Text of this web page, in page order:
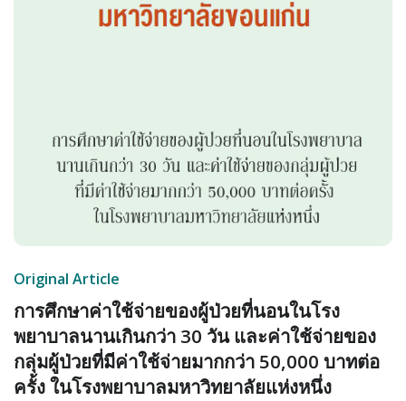
Original Article
การศึกษาค่าใช้จ่ายของผู้ป่วยที่นอนในโรง
พยาบาลนานเกินกว่า 30 วัน และค่าใช้จ่ายของ
กลุ่มผู้ป่วยที่มีค่าใช้จ่ายมากกว่า 50,000 บาทต่อ
ครั้ง ในโรงพยาบาลมหาวิทยาลัยแห่งหนึ่ง